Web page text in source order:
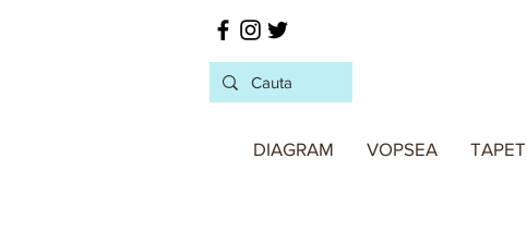
DIAGRAM VOPSEA TAPET